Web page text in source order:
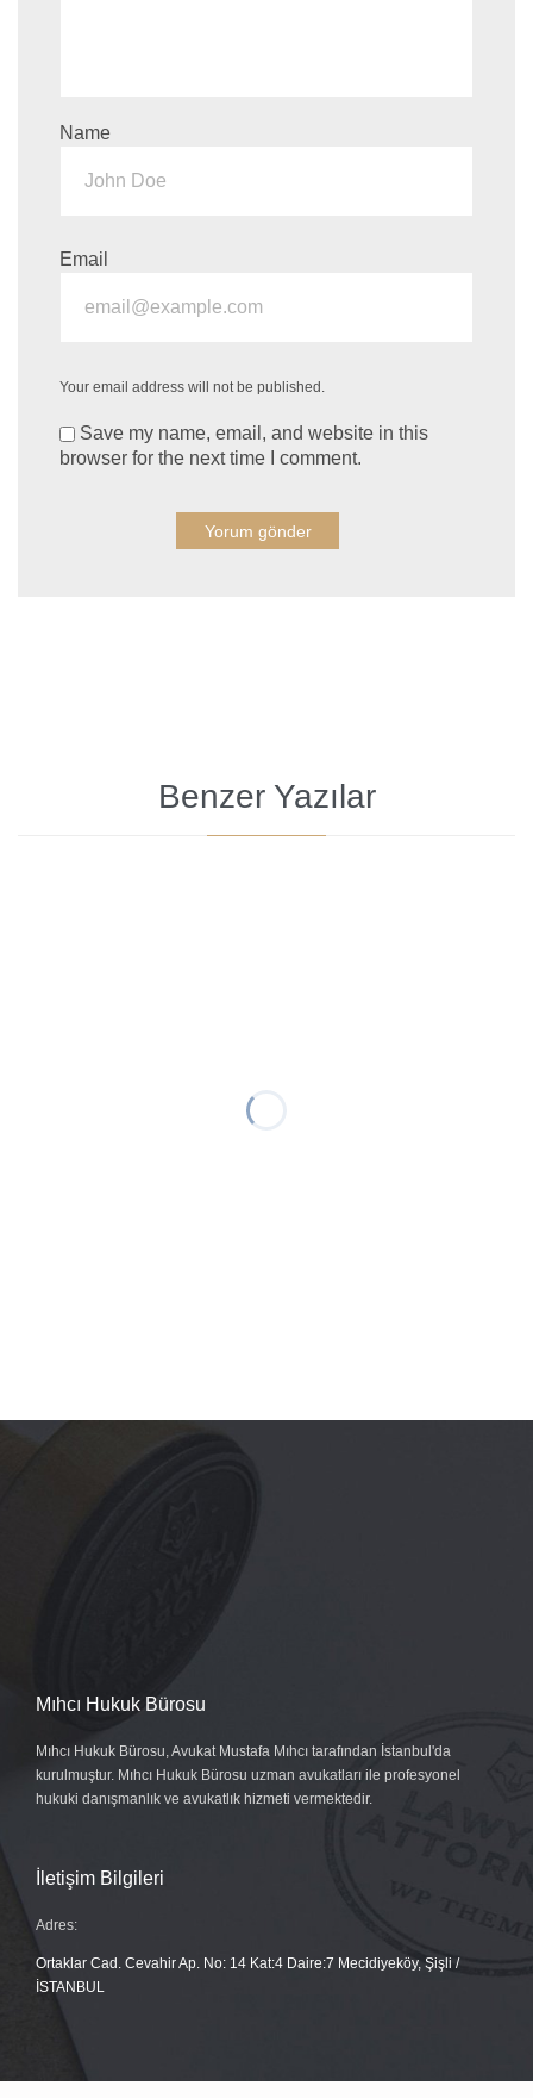
Name
Email
Your email address will not be published.
Save my name, email, and website in this
browser for the next time I comment.
Benzer Yazılar
Mıhcı Hukuk Bürosu
Mıhcı Hukuk Bürosu, Avukat Mustafa Mıhcı tarafından İstanbul'da
kurulmuştur. Mıhcı Hukuk Bürosu uzman avukatları ile profesyonel
hukuki danışmanlık ve avukatlık hizmeti vermektedir.
İletişim Bilgileri
Adres:
Ortaklar Cad. Cevahir Ap. No: 14 Kat:4 Daire:7 Mecidiyeköy, Şişli /
İSTANBUL